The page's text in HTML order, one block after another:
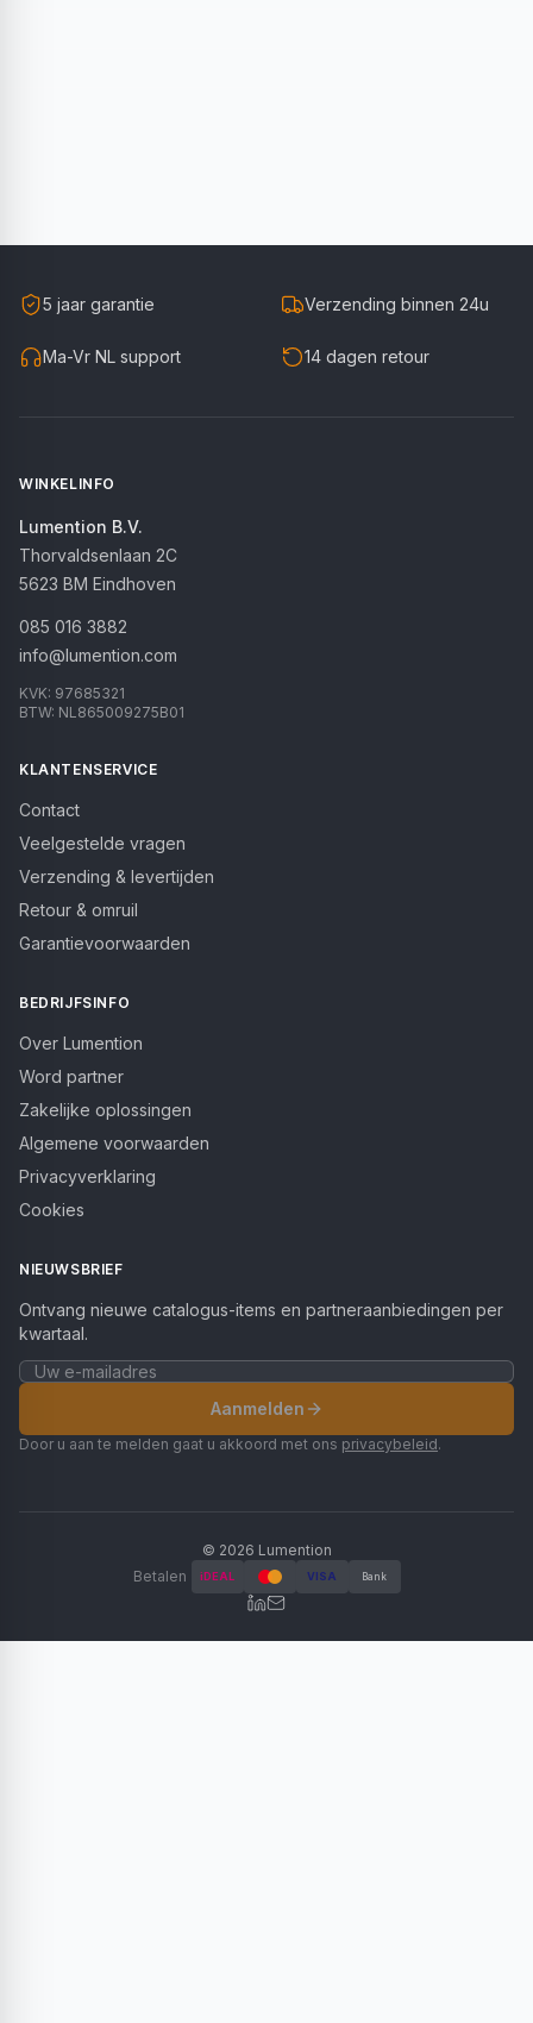
5 jaar garantie Verzending binnen 24u
Ma-Vr NL support 14 dagen retour
WINKELINFO
Lumention B.V.
Thorvaldsenlaan 2C
5623 BM Eindhoven
085 016 3882
info@lumention.com
KVK: 97685321
BTW: NL865009275B01
KLANTENSERVICE
Contact
Veelgestelde vragen
Verzending & levertijden
Retour & omruil
Garantievoorwaarden
BEDRIJFSINFO
Over Lumention
Word partner
Zakelijke oplossingen
Algemene voorwaarden
Privacyverklaring
Cookies
NIEUWSBRIEF
Ontvang nieuwe catalogus-items en partneraanbiedingen per
kwartaal.
Aanmelden
Door u aan te melden gaat u akkoord met ons privacybeleid.
© 2026 Lumention
Betalen
iDEAL VISA Bank